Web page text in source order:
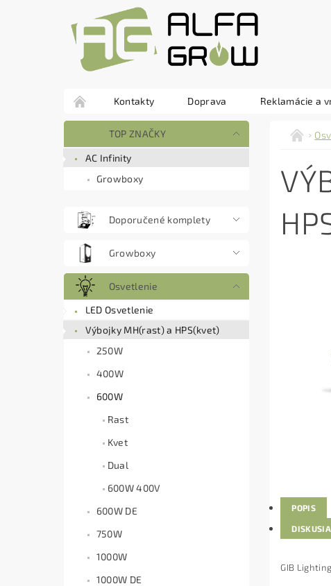
Kontakty Doprava Reklamácie a
TOP ZNAČKY
AC Infinity
Growboxy
Doporučené komplety
Growboxy
Osvetlenie
LED Osvetlenie
Výbojky MH(rast) a HPS(kvet)
250W
400W
600W
Rast
Kvet
Dual
600W 400V
600W DE
750W
1000W
1000W DE
POPIS
DISKUSIA
GIB